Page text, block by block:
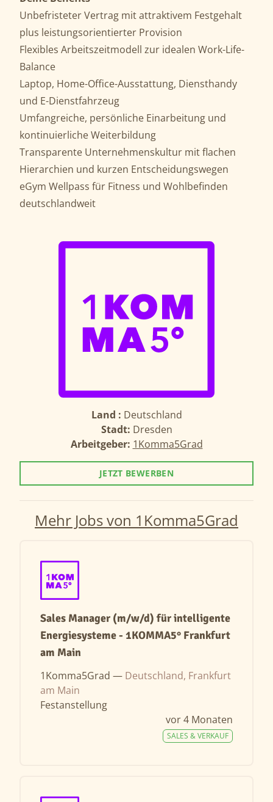
Unbefristeter Vertrag mit attraktivem Festgehalt
plus leistungsorientierter Provision
Flexibles Arbeitszeitmodell zur idealen Work-Life-
Balance
Laptop, Home-Office-Ausstattung, Diensthandy
und E-Dienstfahrzeug
Umfangreiche, persönliche Einarbeitung und
kontinuierliche Weiterbildung
Transparente Unternehmenskultur mit flachen
Hierarchien und kurzen Entscheidungswegen
eGym Wellpass für Fitness und Wohlbefinden
deutschlandweit
Land : Deutschland
Stadt: Dresden
Arbeitgeber: 1Komma5Grad
JETZT BEWERBEN
Mehr Jobs von 1Komma5Grad
Sales Manager (m/w/d) für intelligente
Energiesysteme - 1KOMMA5° Frankfurt
am Main
1Komma5Grad — Deutschland, Frankfurt
am Main
Festanstellung
vor 4 Monaten
SALES & VERKAUF